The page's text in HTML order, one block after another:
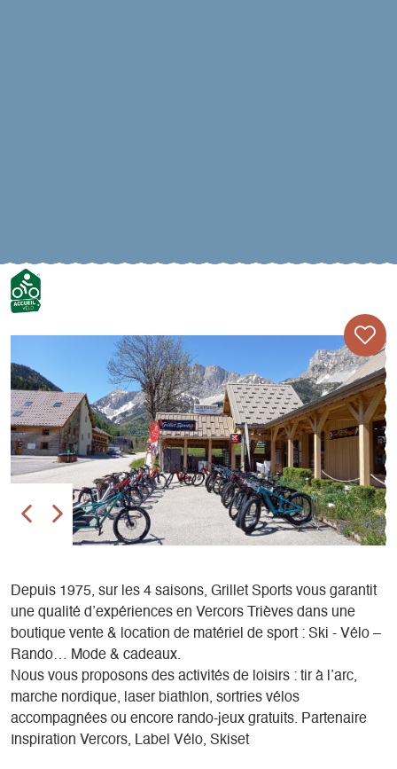
Depuis 1975, sur les 4 saisons, Grillet Sports vous garantit
une qualité d’expériences en Vercors Trièves dans une
boutique vente & location de matériel de sport : Ski - Vélo –
Rando… Mode & cadeaux.
Nous vous proposons des activités de loisirs : tir à l’arc,
marche nordique, laser biathlon, sortries vélos
accompagnées ou encore rando-jeux gratuits. Partenaire
Inspiration Vercors, Label Vélo, Skiset